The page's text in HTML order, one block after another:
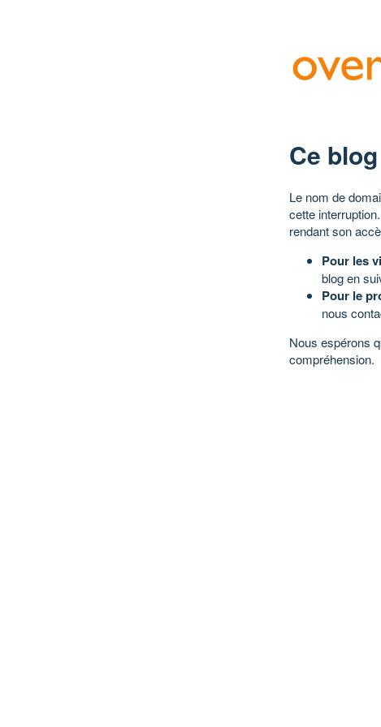
Ce
Le nom de
cette
rendant son
Pour les
blog en
Pour le
nous
Nous espérons
compréhension.